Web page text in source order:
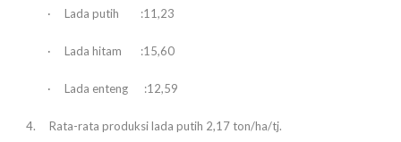
· Lada putih :11,23
· Lada hitam :15,60
· Lada enteng :12,59
4. Rata-rata produksi lada putih 2,17 ton/ha/tj.